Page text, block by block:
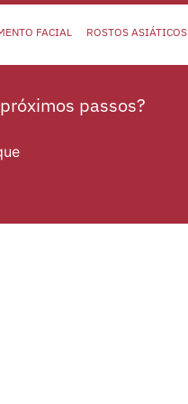
FACIAL ROSTOS ASIÁTICOS
passos?